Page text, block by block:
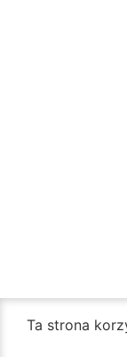
Ta strona